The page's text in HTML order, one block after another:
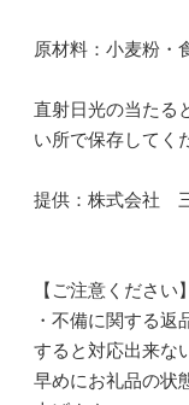
原材料：小麦粉・
直射日光の当たる
い所で保存してく
提供：株式会社
【ご注意ください】
・不備に関する返
すると対応出来な
早めにお礼品の状